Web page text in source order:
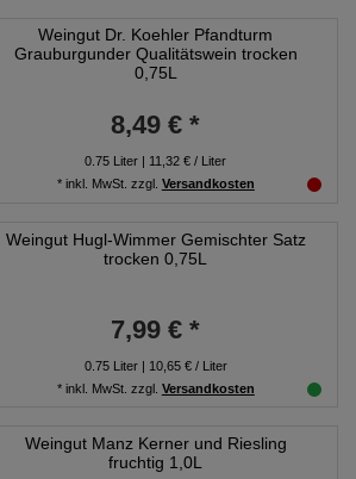
Weingut Dr. Koehler Pfandturm
Grauburgunder Qualitätswein trocken
0,75L
8,49 € *
0.75 Liter | 11,32 € / Liter
* inkl. MwSt. zzgl. Versandkosten
Weingut Hugl-Wimmer Gemischter Satz
trocken 0,75L
7,99 € *
0.75Liter| 10,65 € / Liter
* inkl. MwSt. zzgl. Versandkosten
Weingut Manz Kerner und Riesling
fruchtig 1,0L